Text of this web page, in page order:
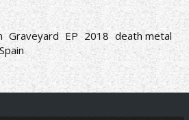
Graveyard EP 2018 death metal
Spain